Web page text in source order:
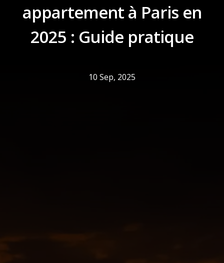
appartement à Paris en
2025 : Guide pratique
10 Sep, 2025